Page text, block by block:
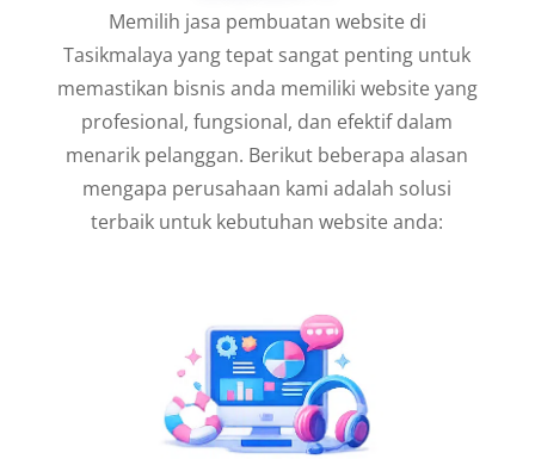
Memilih jasa pembuatan website di
Tasikmalaya yang tepat sangat penting untuk
memastikan bisnis anda memiliki website yang
profesional, fungsional, dan efektif dalam
menarik pelanggan. Berikut beberapa alasan
mengapa perusahaan kami adalah solusi
terbaik untuk kebutuhan website anda: